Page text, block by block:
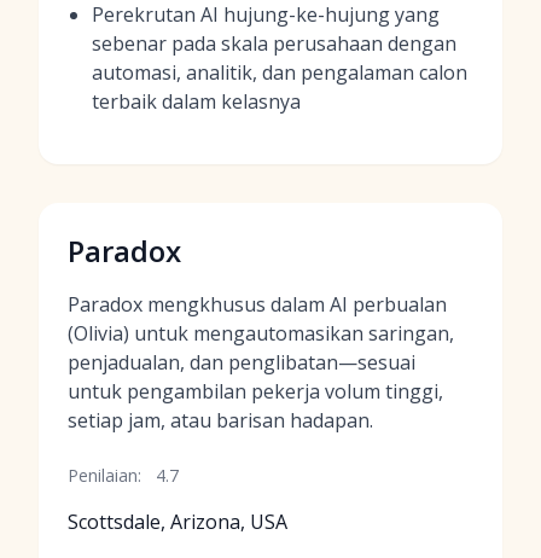
Perekrutan AI hujung-ke-hujung yang
sebenar pada skala perusahaan dengan
automasi, analitik, dan pengalaman calon
terbaik dalam kelasnya
Paradox
Paradox mengkhusus dalam AI perbualan
(Olivia) untuk mengautomasikan saringan,
penjadualan, dan penglibatan—sesuai
untuk pengambilan pekerja volum tinggi,
setiap jam, atau barisan hadapan.
Penilaian: 4.7
Scottsdale, Arizona, USA